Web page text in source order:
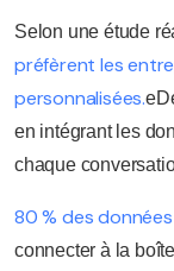
Selon une étude
préfèrent les
personnalisées.
en intégrant les
chaque
80 % des
connecter à la